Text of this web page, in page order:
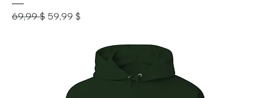
Prix original
69,99 $ Prix promotionnel
59,99 $